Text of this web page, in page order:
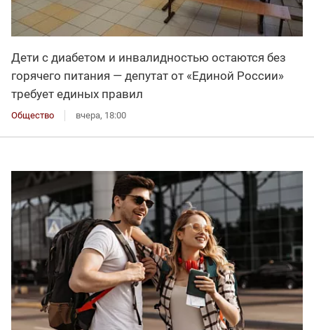
Дети с диабетом и инвалидностью остаются без
горячего питания — депутат от «Единой России»
требует единых правил
Общество вчера, 18:00